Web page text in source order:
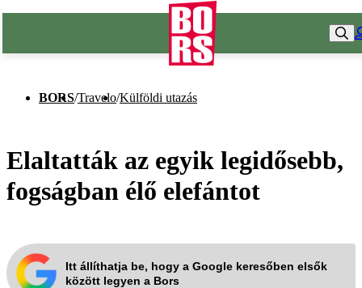
BORS/Travelo/Külföldi utazás
Elaltatták az egyik legidősebb,
fogságban élő elefántot
Itt állíthatja be, hogy a Google keresőben elsők
között legyen a Bors